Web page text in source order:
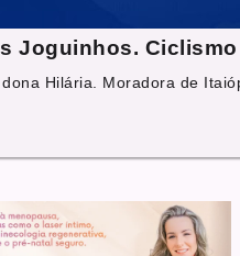
Joguinhos.
Hilária. Moradora de